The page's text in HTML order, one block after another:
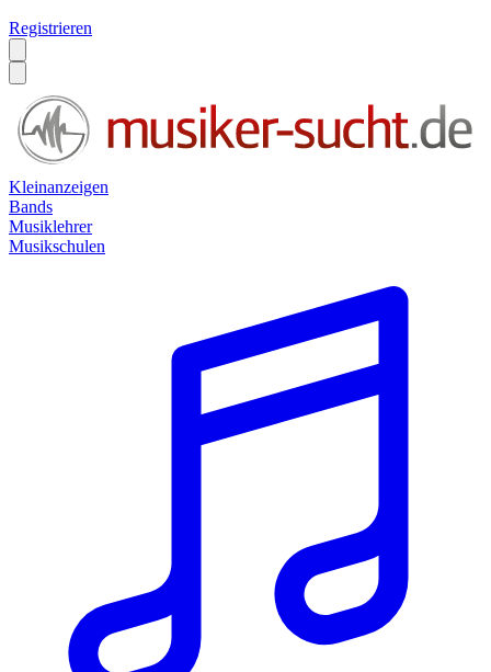
Registrieren
Kleinanzeigen
Bands
Musiklehrer
Musikschulen